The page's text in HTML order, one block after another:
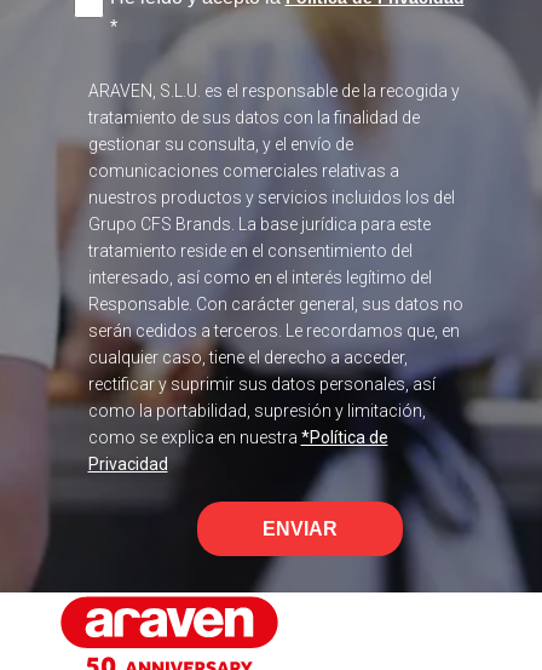
*
ARAVEN, S.L.U. es el responsable de la recogida y
tratamiento de sus datos con la finalidad de
gestionar su consulta, y el envío de
comunicaciones comerciales relativas a
nuestros productos y servicios incluidos los del
Grupo CFS Brands. La base jurídica para este
tratamiento reside en el consentimiento del
interesado, así como en el interés legítimo del
Responsable. Con carácter general, sus datos no
serán cedidos a terceros. Le recordamos que, en
cualquier caso, tiene el derecho a acceder,
rectificar y suprimir sus datos personales, así
como la portabilidad, supresión y limitación,
como se explica en nuestra *Política de
Privacidad
ENVIAR